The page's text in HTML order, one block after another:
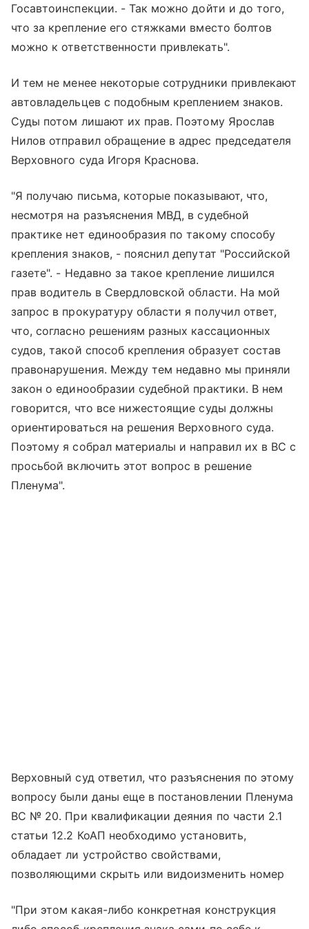
Госавтоинспекции. - Так можно дойти и до того,
что за крепление его стяжками вместо болтов
можно к ответственности привлекать".
И тем не менее некоторые сотрудники привлекают
автовладельцев с подобным креплением знаков.
Суды потом лишают их прав. Поэтому Ярослав
Нилов отправил обращение в адрес председателя
Верховного суда Игоря Краснова.
"Я получаю письма, которые показывают, что,
несмотря на разъяснения МВД, в судебной
практике нет единообразия по такому способу
крепления знаков, - пояснил депутат "Российской
газете". - Недавно за такое крепление лишился
прав водитель в Свердловской области. На мой
запрос в прокуратуру области я получил ответ,
что, согласно решениям разных кассационных
судов, такой способ крепления образует состав
правонарушения. Между тем недавно мы приняли
закон о единообразии судебной практики. В нем
говорится, что все нижестоящие суды должны
ориентироваться на решения Верховного суда.
Поэтому я собрал материалы и направил их в ВС с
просьбой включить этот вопрос в решение
Пленума".
Верховный суд ответил, что разъяснения по этому
вопросу были даны еще в постановлении Пленума
ВС № 20. При квалификации деяния по части 2.1
статьи 12.2 КоАП необходимо установить,
обладает ли устройство свойствами,
позволяющими скрыть или видоизменить номер
"При этом какая-либо конкретная конструкция